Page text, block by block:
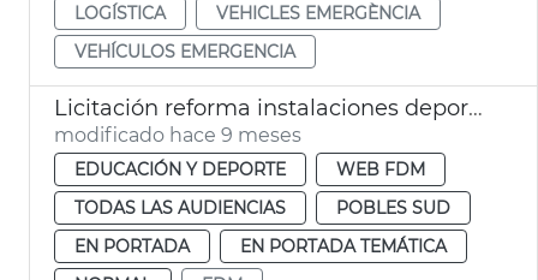
LOGÍSTICA
VEHICLES EMERGÈNCIA
VEHÍCULOS EMERGENCIA
Licitación reforma instalaciones deportivas municipales La Torre
modificado hace 9 meses
EDUCACIÓN Y DEPORTE
WEB FDM
TODAS LAS AUDIENCIAS
POBLES SUD
EN PORTADA
EN PORTADA TEMÁTICA